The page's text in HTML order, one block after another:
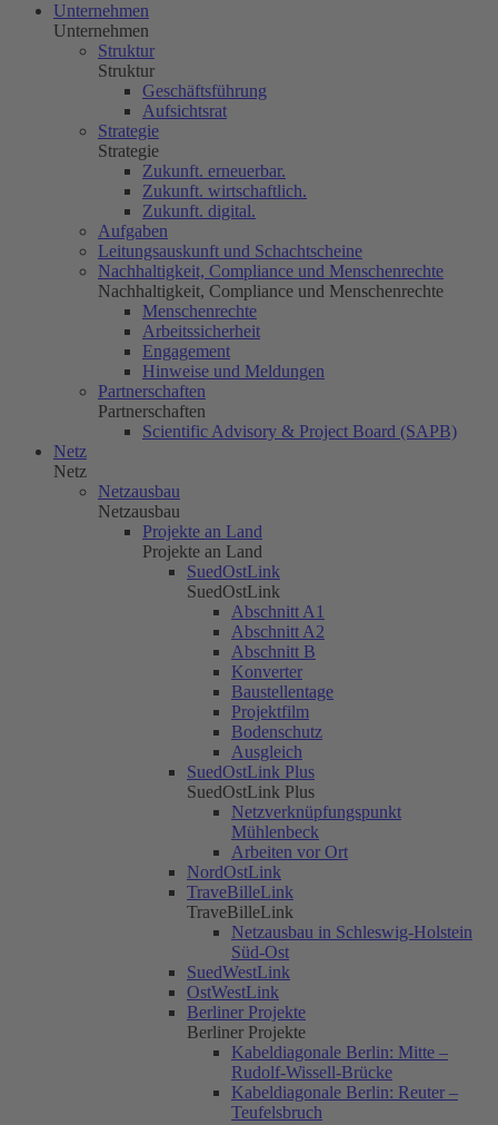
Unternehmen
Unternehmen
Struktur
Struktur
Geschäftsführung
Aufsichtsrat
Strategie
Strategie
Zukunft. erneuerbar.
Zukunft. wirtschaftlich.
Zukunft. digital.
Aufgaben
Leitungsauskunft und Schachtscheine
Nachhaltigkeit, Compliance und Menschenrechte
Nachhaltigkeit, Compliance und Menschenrechte
Menschenrechte
Arbeitssicherheit
Engagement
Hinweise und Meldungen
Partnerschaften
Partnerschaften
Scientific Advisory & Project Board (SAPB)
Netz
Netz
Netzausbau
Netzausbau
Projekte an Land
Projekte an Land
SuedOstLink
SuedOstLink
Abschnitt A1
Abschnitt A2
Abschnitt B
Konverter
Baustellentage
Projektfilm
Bodenschutz
Ausgleich
SuedOstLink Plus
SuedOstLink Plus
Netzverknüpfungspunkt
Mühlenbeck
Arbeiten vor Ort
NordOstLink
TraveBilleLink
TraveBilleLink
Netzausbau in Schleswig-Holstein
Süd-Ost
SuedWestLink
OstWestLink
Berliner Projekte
Berliner Projekte
Kabeldiagonale Berlin: Mitte –
Rudolf-Wissell-Brücke
Kabeldiagonale Berlin: Reuter –
Teufelsbruch